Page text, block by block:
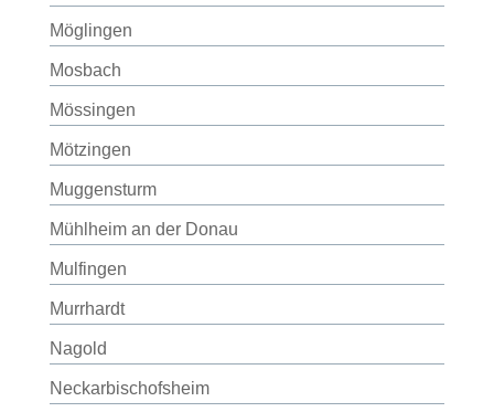
Möglingen
Mosbach
Mössingen
Mötzingen
Muggensturm
Mühlheim an der Donau
Mulfingen
Murrhardt
Nagold
Neckarbischofsheim